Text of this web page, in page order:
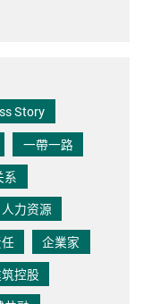
Story
一帶一路
系
人力资源
企業家
控股